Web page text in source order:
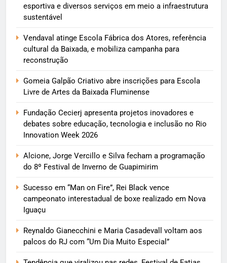
esportiva e diversos serviços em meio a infraestrutura
sustentável
Vendaval atinge Escola Fábrica dos Atores, referência
cultural da Baixada, e mobiliza campanha para
reconstrução
Gomeia Galpão Criativo abre inscrições para Escola
Livre de Artes da Baixada Fluminense
Fundação Cecierj apresenta projetos inovadores e
debates sobre educação, tecnologia e inclusão no Rio
Innovation Week 2026
Alcione, Jorge Vercillo e Silva fecham a programação
do 8º Festival de Inverno de Guapimirim
Sucesso em “Man on Fire”, Rei Black vence
campeonato interestadual de boxe realizado em Nova
Iguaçu
Reynaldo Gianecchini e Maria Casadevall voltam aos
palcos do RJ com “Um Dia Muito Especial”